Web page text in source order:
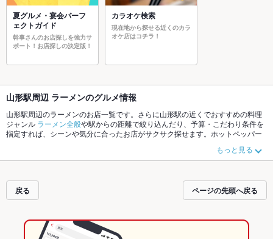
夏グルメ・宴会パーフ
ェクトガイド
幹事さんのお店探しを強力サ
ポート！お店探しの決定版！
カラオケ検索
現在地から探せる近くのカラ
オケ店はコチラ！
山形駅周辺 ラーメンのグルメ情報
山形駅周辺のラーメンのお店一覧です。さらに山形駅の近くでおすすめの料理
ジャンル ラーメン全般や駅からの距離で絞り込んだり、予算・こだわり条件を
指定すれば、シーンや気分に合ったお店がサクサク探せます。ホットペッパー
や季節のおすすめ料理など、お店の最新情報をご紹介している
ので安心！24時間使える簡単便利なネット予約が使えるお店も拡大中です。友
にホットペッパーグルメをご利用ください。
もっと見る
戻る ページの先頭へ戻る